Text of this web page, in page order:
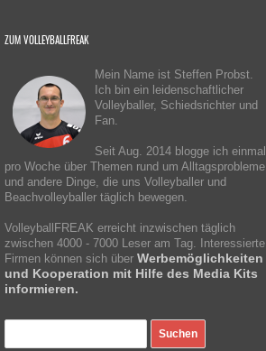
ZUM VOLLEYBALLFREAK
Mein Name ist Steffen Probst.
Ich bin ein leidenschaftlicher
Volleyballer, Schiedsrichter und
Fan.
Seit Aug. 2014 blogge ich einmal
pro Woche über Themen rund um Alltagsprobleme
und andere Dinge, die uns Volleyballer und
Beachvolleyballer täglich bewegen.
VolleyballFREAK erreicht inzwischen täglich
zwischen 4000 - 7000 Leser am Tag. Interessierte
Firmen können sich über Werbemöglichkeiten
und Kooperation mit Hilfe des Media Kits
informieren.